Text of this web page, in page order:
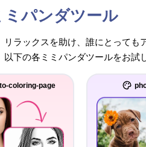
ミパンダツール
リラックスを助け、誰にとって
以下の各ミミパンダツールをお試
coloring-page